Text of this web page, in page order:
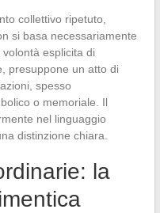
collettivo ripetuto,
si basa necessariamente
esplicita di
presuppone un atto di
spesso
o memoriale. Il
nel linguaggio
distinzione chiara.
la